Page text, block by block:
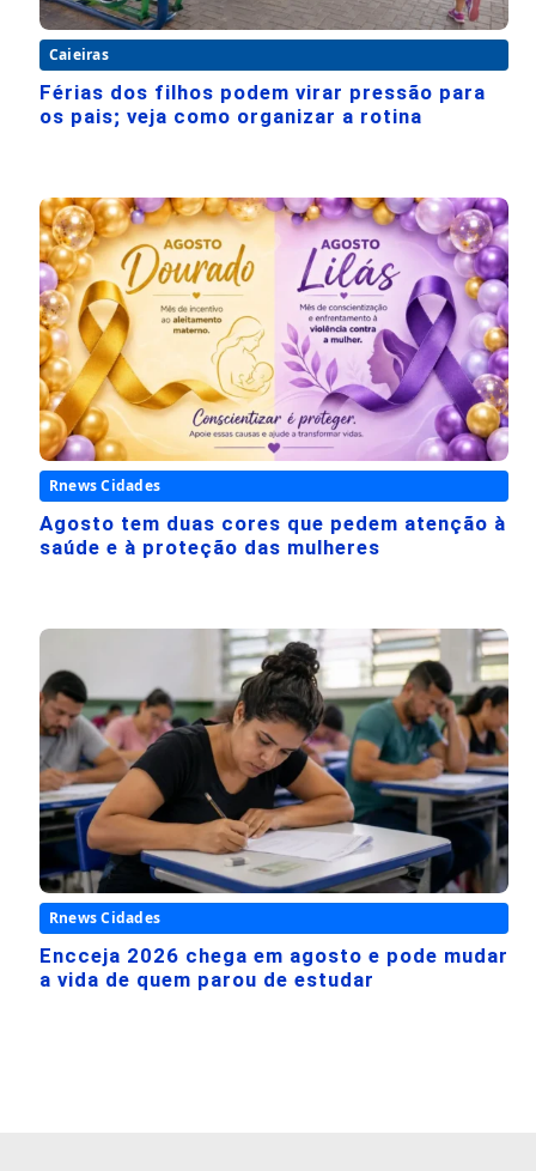
Caieiras
Férias dos filhos podem virar pressão para
os pais; veja como organizar a rotina
Rnews Cidades
Agosto tem duas cores que pedem atenção à
saúde e à proteção das mulheres
Rnews Cidades
Encceja 2026 chega em agosto e pode mudar
a vida de quem parou de estudar